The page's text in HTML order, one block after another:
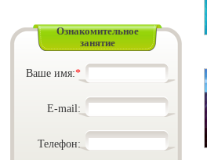
Ознакомительное
занятие
Ваше имя:*
E-mail:
Телефон: